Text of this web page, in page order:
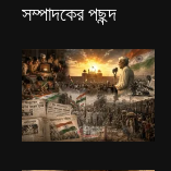
সম্পাদকের পছন্দ